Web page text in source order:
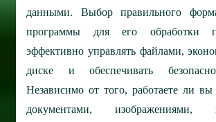
данными. Выбор правильного
программы для его обработки
эффективно управлять файлами,
диске и обеспечивать
Независимо от того, работаете ли
документами,